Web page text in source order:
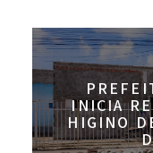
INICIA
HIGINO